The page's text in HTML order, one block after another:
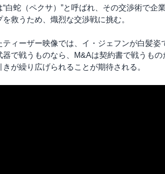
“白蛇（ペクサ）”と呼ばれ、その交渉術で
救うため、熾烈な交渉戦に挑む。
ティーザー映像では、イ・ジェフンが白髪
器で戦うものなら、M&Aは契約書で戦うも
が繰り広げられることが期待される。